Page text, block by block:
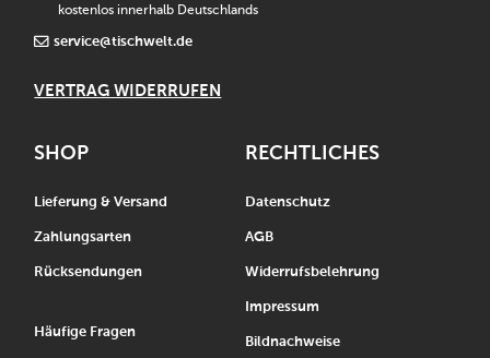
kostenlos innerhalb Deutschlands
service@tischwelt.de
VERTRAG WIDERRUFEN
SHOP
Lieferung & Versand
Zahlungsarten
Rücksendungen
Häufige Fragen
RECHTLICHES
Datenschutz
AGB
Widerrufsbelehrung
Impressum
Bildnachweise